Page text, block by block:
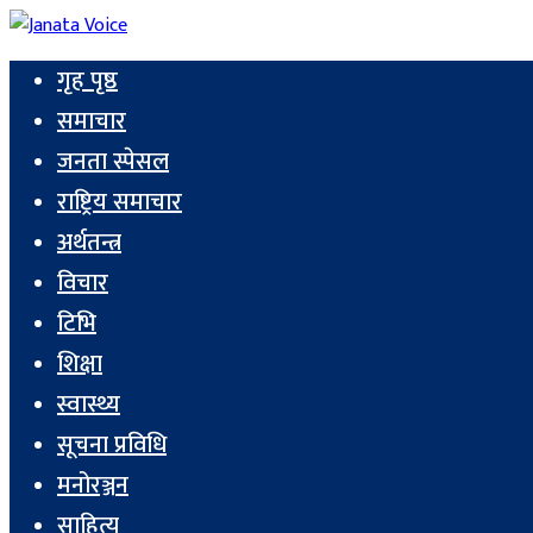
गृह पृष्ठ
समाचार
जनता स्पेसल
राष्ट्रिय समाचार
अर्थतन्त्र
विचार
टिभि
शिक्षा
स्वास्थ्य
सूचना प्रविधि
मनोरञ्जन